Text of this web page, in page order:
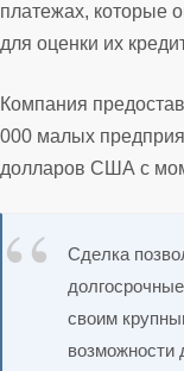
платежах, которые
для оценки их
Компания
000 малых
долларов США с
Сделка
своим
возможности